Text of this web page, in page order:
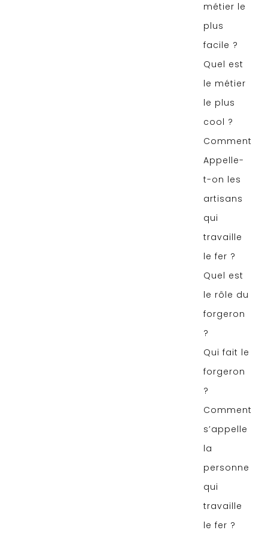
métier le
plus
facile ?
Quel est
le métier
le plus
cool ?
Comment
Appelle-
t-on les
artisans
qui
travaille
le fer ?
Quel est
le rôle du
forgeron
?
Qui fait le
forgeron
?
Comment
s’appelle
la
personne
qui
travaille
le fer ?